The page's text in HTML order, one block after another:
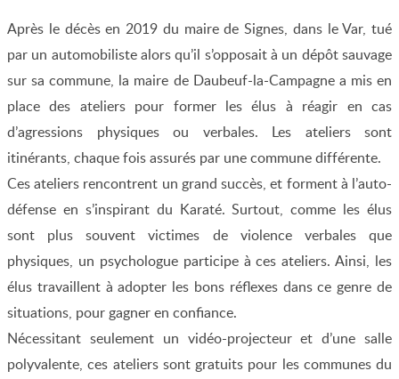
Après le décès en 2019 du maire de Signes, dans le Var, tué
par un automobiliste alors qu’il s’opposait à un dépôt sauvage
sur sa commune, la maire de Daubeuf-la-Campagne a mis en
place des ateliers pour former les élus à réagir en cas
d’agressions physiques ou verbales. Les ateliers sont
itinérants, chaque fois assurés par une commune différente.
Ces ateliers rencontrent un grand succès, et forment à l’auto-
défense en s’inspirant du Karaté. Surtout, comme les élus
sont plus souvent victimes de violence verbales que
physiques, un psychologue participe à ces ateliers. Ainsi, les
élus travaillent à adopter les bons réflexes dans ce genre de
situations, pour gagner en confiance.
Nécessitant seulement un vidéo-projecteur et d’une salle
polyvalente, ces ateliers sont gratuits pour les communes du